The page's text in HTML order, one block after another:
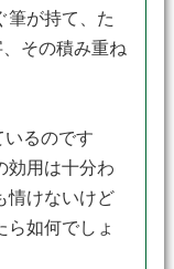
筆が持て、た
その積み重ね
るのです
効用は十分わ
情けないけど
如何でしょ